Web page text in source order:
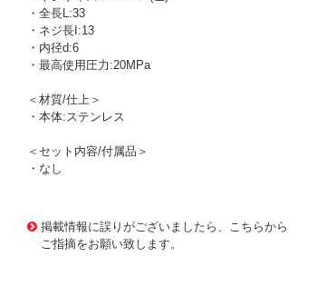
・全長L:33
・ネジ長I:13
・内径d:6
・最高使用圧力:20MPa
＜材質/仕上＞
・本体:ステンレス
＜セット内容/付属品＞
・なし
掲載情報に誤りがございましたら、こちらから
ご指摘をお願い致します。